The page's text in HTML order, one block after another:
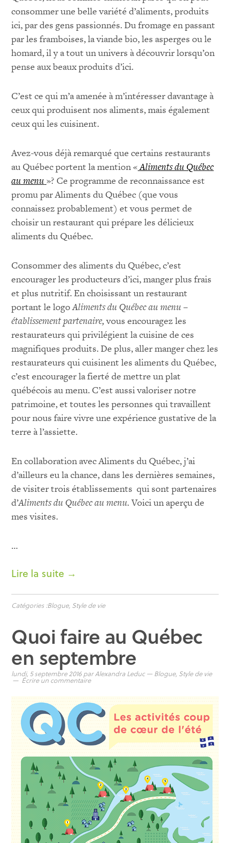
consommer une belle variété d’aliments, produits
ici, par des gens passionnés. Du fromage en passant
par les framboises, la viande bio, les asperges ou le
homard, il y a tout un univers à découvrir lorsqu’on
pense aux beaux produits d’ici.
C’est ce qui m’a amenée à m’intéresser davantage à
ceux qui produisent nos aliments, mais également
ceux qui les cuisinent.
Avez-vous déjà remarqué que certains restaurants
au Québec portent la mention «Aliments du Québec
au menu »? Ce programme de reconnaissance est
promu par Aliments du Québec (que vous
connaissez probablement) et vous permet de
choisir un restaurant qui prépare les délicieux
aliments du Québec.
Consommer des aliments du Québec, c’est
encourager les producteurs d’ici, manger plus frais
et plus nutritif. En choisissant un restaurant
portant le logoAliments du Québec au menu –
établissement partenaire,vous encouragez les
restaurateurs qui privilégient la cuisine de ces
magnifiques produits. De plus, aller manger chez les
restaurateurs qui cuisinent les aliments du Québec,
c’est encourager la fierté de mettre un plat
québécois au menu. C’est aussi valoriser notre
patrimoine, et toutes les personnes qui travaillent
pour nous faire vivre une expérience gustative de la
terre à l’assiette.
En collaboration avec Aliments du Québec, j’ai
d’ailleurs eu la chance, dans les dernières semaines,
de visiter trois établissements qui sont partenaires
d’Aliments du Québec au menu.Voici un aperçu de
mes visites.
…
Lire la suite →
Catégories :Blogue, Style de vie
Quoi faire au Québec
en septembre
lundi, 5 septembre 2016 parAlexandra Leduc — Blogue, Style de vie
Écrire un commentaire